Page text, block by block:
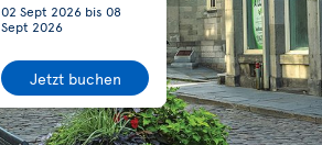
02 Sept 2026 bis 08
Sept 2026
Jetzt buchen